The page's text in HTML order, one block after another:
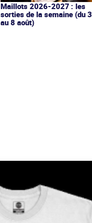
Maillots 2026-2027 : les
sorties de la semaine (du 3
au 8 août)